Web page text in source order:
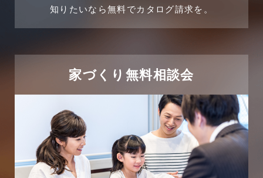
売買物件
太陽光発電活用事例
市民リフォームサービス
店舗・テナント施工事例
2024年2月
2023年12月
2023年11月
2023年10月
知りたいなら無料でカタログ請求を。
家づくり無料相談会